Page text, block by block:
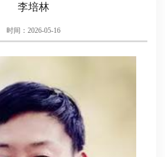
李培林
时间：2026-05-16